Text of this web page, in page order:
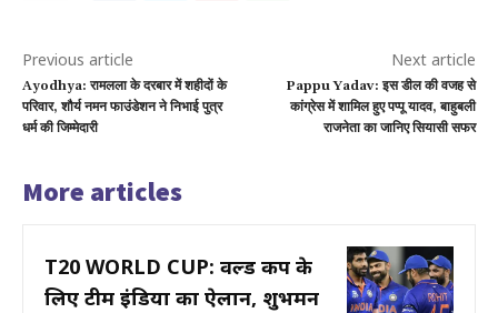
Previous article
Ayodhya: रामलला के दरबार में शहीदों के
परिवार, शौर्य नमन फाउंडेशन ने निभाई पुत्र
धर्म की जिम्मेदारी
Next article
Pappu Yadav: इस डील की वजह से
कांग्रेस में शामिल हुए पप्पू यादव, बाहुबली
राजनेता का जानिए सियासी सफर
More articles
T20 WORLD CUP: वर्ल्ड कप के
लिए टीम इंडिया का ऐलान, शुभमन